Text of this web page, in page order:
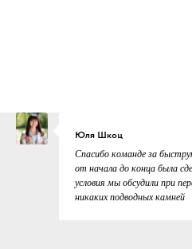
Юля Шкоц
Спасибо команде за
от начала до конца была
условия мы обсудили при
никаких подводных камней